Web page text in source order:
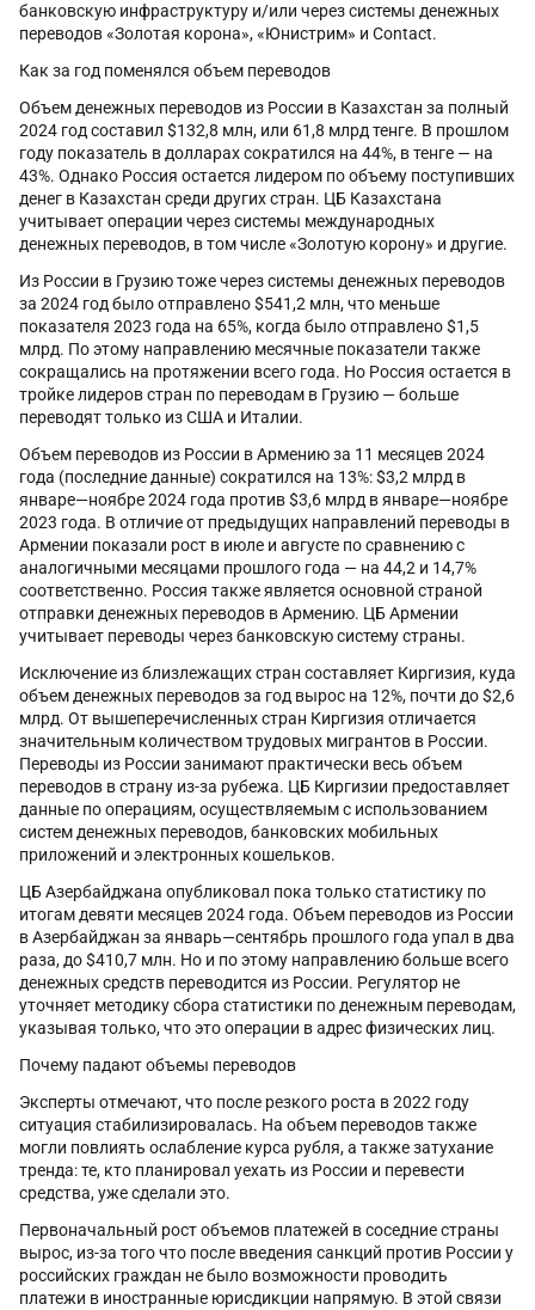
банковскую инфраструктуру и/или через системы денежных
переводов «Золотая корона», «Юнистрим» и Contact.
Как за год поменялся объем переводов
Объем денежных переводов из России в Казахстан за полный
2024 год составил $132,8 млн, или 61,8 млрд тенге. В прошлом
году показатель в долларах сократился на 44%, в тенге — на
43%. Однако Россия остается лидером по объему поступивших
денег в Казахстан среди других стран. ЦБ Казахстана
учитывает операции через системы международных
денежных переводов, в том числе «Золотую корону» и другие.
Из России в Грузию тоже через системы денежных переводов
за 2024 год было отправлено $541,2 млн, что меньше
показателя 2023 года на 65%, когда было отправлено $1,5
млрд. По этому направлению месячные показатели также
сокращались на протяжении всего года. Но Россия остается в
тройке лидеров стран по переводам в Грузию — больше
переводят только из США и Италии.
Объем переводов из России в Армению за 11 месяцев 2024
года (последние данные) сократился на 13%: $3,2 млрд в
январе—ноябре 2024 года против $3,6 млрд в январе—ноябре
2023 года. В отличие от предыдущих направлений переводы в
Армении показали рост в июле и августе по сравнению с
аналогичными месяцами прошлого года — на 44,2 и 14,7%
соответственно. Россия также является основной страной
отправки денежных переводов в Армению. ЦБ Армении
учитывает переводы через банковскую систему страны.
Исключение из близлежащих стран составляет Киргизия, куда
объем денежных переводов за год вырос на 12%, почти до $2,6
млрд. От вышеперечисленных стран Киргизия отличается
значительным количеством трудовых мигрантов в России.
Переводы из России занимают практически весь объем
переводов в страну из-за рубежа. ЦБ Киргизии предоставляет
данные по операциям, осуществляемым с использованием
систем денежных переводов, банковских мобильных
приложений и электронных кошельков.
ЦБ Азербайджана опубликовал пока только статистику по
итогам девяти месяцев 2024 года. Объем переводов из России
в Азербайджан за январь—сентябрь прошлого года упал в два
раза, до $410,7 млн. Но и по этому направлению больше всего
денежных средств переводится из России. Регулятор не
уточняет методику сбора статистики по денежным переводам,
указывая только, что это операции в адрес физических лиц.
Почему падают объемы переводов
Эксперты отмечают, что после резкого роста в 2022 году
ситуация стабилизировалась. На объем переводов также
могли повлиять ослабление курса рубля, а также затухание
тренда: те, кто планировал уехать из России и перевести
средства, уже сделали это.
Первоначальный рост объемов платежей в соседние страны
вырос, из-за того что после введения санкций против России у
российских граждан не было возможности проводить
платежи в иностранные юрисдикции напрямую. В этой связи